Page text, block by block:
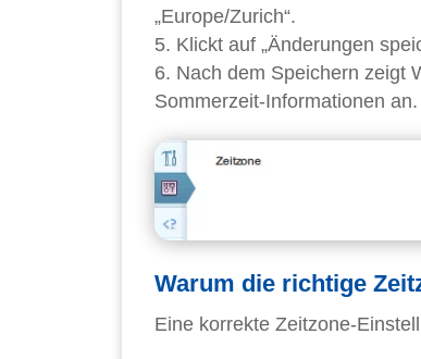
„Europe/Zurich“.
Klickt auf „Änderungen
Nach dem Speichern zeigt
Sommerzeit-Informationen
Warum die richtige
Eine korrekte Zeitzone-